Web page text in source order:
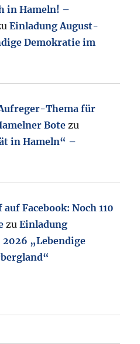
in Hameln! –
Einladung August-
Demokratie im
Thema für
Bote zu
in Hameln“ –
Facebook: Noch 110
zuEinladung
„Lebendige